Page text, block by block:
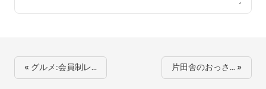
« グルメ:会員制レ… 片田舎のおっさ… »